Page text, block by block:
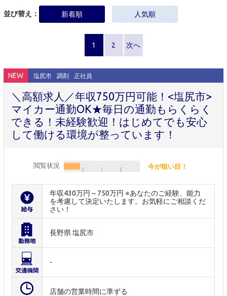
並び替え： 新着順 人気順
1 2 次へ
NEW 塩尻市 調剤 正社員
＼高額求人／年収750万円可能！<塩尻市>
マイカー通勤OK★毎日の通勤もらくらく
できる！未経験歓迎！はじめてでも安心
して働ける環境が整っています！
閲覧状況 今が狙い目！
年収430万円～750万円 ※あなたのご経験、能力
を考慮して決定いたします。お気軽にご相談くだ
さい！
長野県 塩尻市
-
店舗の営業時間に準ずる